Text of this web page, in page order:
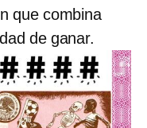
que combina
de ganar.